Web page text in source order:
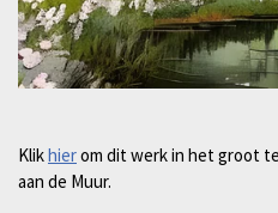
Klikhierom dit werk in het groot
aan de Muur.